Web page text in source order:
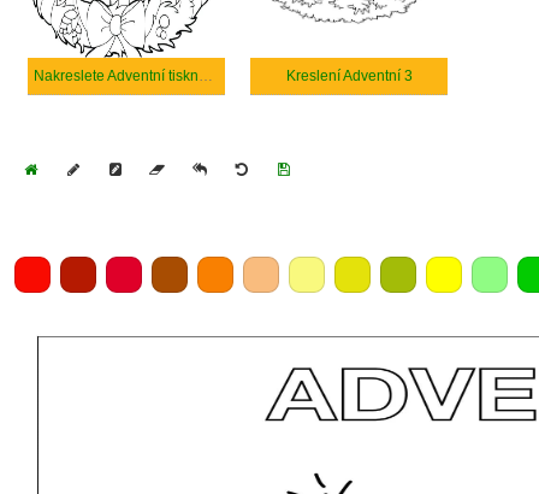
Nakreslete Adventní tisknutelné pro děti Kreslení Adventní 3